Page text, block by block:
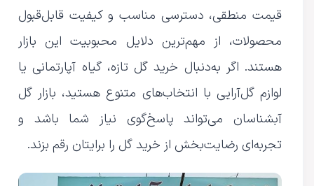
قیمت منطقی، دسترسی مناسب و کیفیت قابل‌قبول
محصولات، از مهم‌ترین دلایل محبوبیت این بازار
هستند. اگر به‌دنبال خرید گل تازه، گیاه آپارتمانی یا
لوازم گل‌آرایی با انتخاب‌های متنوع هستید، بازار گل
آبشناسان می‌تواند پاسخ‌گوی نیاز شما باشد و
تجربه‌ای رضایت‌بخش از خرید گل را برایتان رقم بزند.